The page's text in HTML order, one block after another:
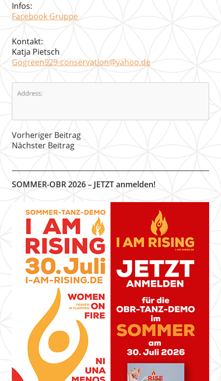
Infos:
Facebook Gruppe
Kontakt:
Katja Pietsch
Gogreen929-conservation@yahoo.de
Address:
Vorheriger Beitrag
Nächster Beitrag
SOMMER-OBR 2026 – JETZT anmelden!